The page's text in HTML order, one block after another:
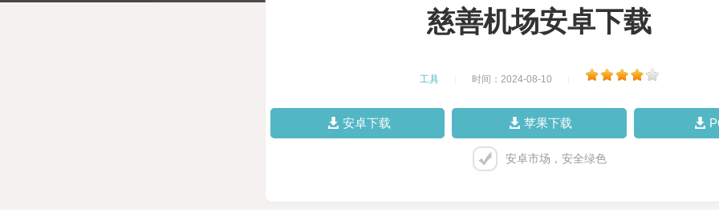
慈善机场安卓下载
工具 时间：2024-08-10
安卓下载 苹果下载
安卓市场，安全绿色